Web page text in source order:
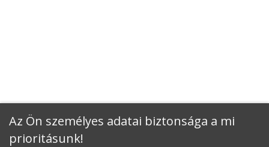
Az Ön személyes adatai biztonsága a mi
prioritásunk!